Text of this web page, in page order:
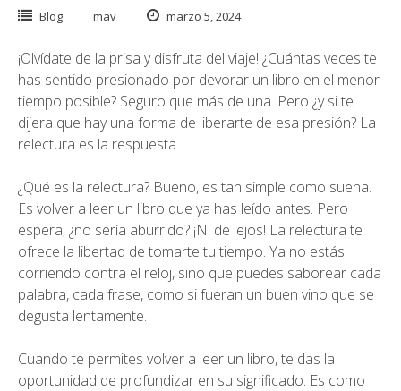
Blog mav marzo 5, 2024
¡Olvídate de la prisa y disfruta del viaje! ¿Cuántas veces te
has sentido presionado por devorar un libro en el menor
tiempo posible? Seguro que más de una. Pero ¿y si te
dijera que hay una forma de liberarte de esa presión? La
relectura es la respuesta.
¿Qué es la relectura? Bueno, es tan simple como suena.
Es volver a leer un libro que ya has leído antes. Pero
espera, ¿no sería aburrido? ¡Ni de lejos! La relectura te
ofrece la libertad de tomarte tu tiempo. Ya no estás
corriendo contra el reloj, sino que puedes saborear cada
palabra, cada frase, como si fueran un buen vino que se
degusta lentamente.
Cuando te permites volver a leer un libro, te das la
oportunidad de profundizar en su significado. Es como